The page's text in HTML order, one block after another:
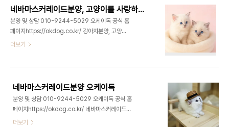
이드분양 품종이에요. 특유의 푸른 눈동자와 크림빛
털,그리고 얼굴과 귀, 꼬리 끝에 짙은 음영이 들어간
포인트 컬러가 인상적인 아이들이죠.고양이 품종 중
에서도네바마스커레이드는 시베리안 고양이의 변종
으로 알려져 있으며,온화한 성격과 탄탄한 체형을 지
하고 조용해요.사람 손길을 좋아해서쓰다듬어주면
네바마스커레이드분양, 고양이를 사랑하는 당신
분양 및 상담 010-9244-5029 오케이독 공식 홈
페이지https://okdog.co.kr/ 강아지분양, 고양이
분양 오케이독강아지분양,애견분양,애견샵,애완견분
okdog.co.kr 네바마스커레이드분양, 고양이를 사
랑하는 당신을 위해 네바마스커레이드 고양이는 그
매력적인 외모와 온순한 성격으로 많은 사람들에게
사랑받는 품종이에요. 이 고양이는 긴 털과 매력적인
파란 눈을 가지고 있으며, 사람과의 교감을 매우 좋아
더보기
네바마스커레이드분양 오케이독
분양 및 상담 010-9244-5029 오케이독 공식 홈
페이지https://okdog.co.kr/ 네바마스커레이드분
양 소개네바마스커레이드 고양이는 그 독특한 외모
더보기